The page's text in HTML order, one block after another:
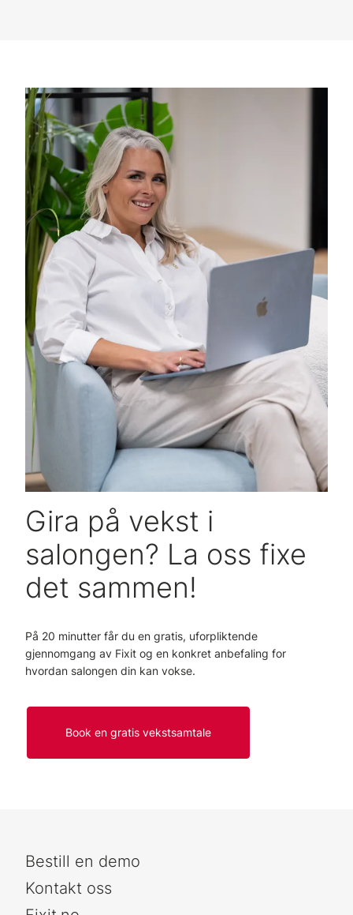
Gira på vekst i
salongen? La oss fixe
det sammen!
På 20 minutter får du en gratis, uforpliktende
gjennomgang av Fixit og en konkret anbefaling for
hvordan salongen din kan vokse.
Book en gratis vekstsamtale
Bestill en demo
Kontakt oss